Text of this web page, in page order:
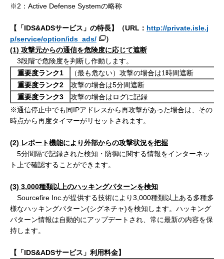
※2：Active Defense Systemの略称
【「IDS&ADSサービス」の特長】（URL ： http://private.isle.j
p/service/option/ids_ads/
）
(1) 攻撃元からの通信を危険度に応じて遮断
3段階で危険度を判断し作動します。
重要度ランク1
（最も危ない）攻撃の場合は1時間遮断
重要度ランク2
攻撃の場合は5分間遮断
重要度ランク3
攻撃の場合はログに記録
※通信停止中でも同IPアドレスから再攻撃があった場合は、その
時点から再度タイマーがリセットされます。
(2) レポート機能により外部からの攻撃状況を把握
5分間隔で記録された検知・防御に関する情報をインターネッ
ト上で確認することができます。
(3) 3,000種類以上のハッキングパターンを検知
Sourcefire Inc.が提供する技術により3,000種類以上ある多種多
様なハッキングパターン(シグネチャ)を検知します。ハッキング
パターン情報は自動的にアップデートされ、常に最新の内容を保
持します。
【「IDS&ADSサービス」利用料金】